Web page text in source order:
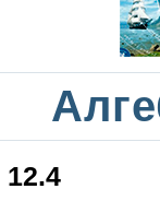
12.4